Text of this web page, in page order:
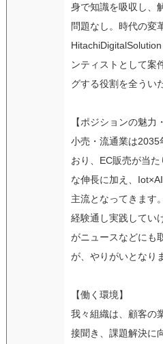
身で知識を吸収し、
問題なし。時代の変
ンティストとして案
グする役割を全うい
【ポジションの魅力
小売・流通業は2035
おり、EC販売が当
な伸長に加え、
主流となってきます
経験通し実践してい
がニュースなどにも
が、やりがいとなり
【働く環境】
我々組織は、顧客の
接聞き、課題解決に